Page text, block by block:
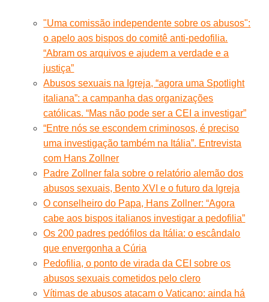
"Uma comissão independente sobre os abusos":
o apelo aos bispos do comitê anti-pedofilia.
“Abram os arquivos e ajudem a verdade e a
justiça”
Abusos sexuais na Igreja, “agora uma Spotlight
italiana”: a campanha das organizações
católicas. “Mas não pode ser a CEI a investigar”
“Entre nós se escondem criminosos, é preciso
uma investigação também na Itália”. Entrevista
com Hans Zollner
Padre Zollner fala sobre o relatório alemão dos
abusos sexuais, Bento XVI e o futuro da Igreja
O conselheiro do Papa, Hans Zollner: “Agora
cabe aos bispos italianos investigar a pedofilia”
Os 200 padres pedófilos da Itália: o escândalo
que envergonha a Cúria
Pedofilia, o ponto de virada da CEI sobre os
abusos sexuais cometidos pelo clero
Vítimas de abusos atacam o Vaticano: ainda há